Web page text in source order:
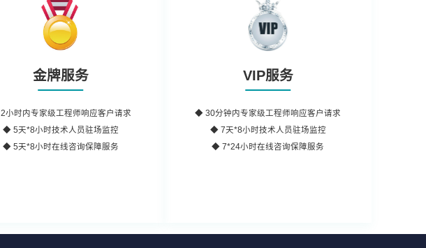
金牌服务
2小时内专家级工程师响应客户请求
◆ 5天*8小时技术人员驻场监控
◆ 5天*8小时在线咨询保障服务
VIP服务
◆ 30分钟内专家级工程师响应客户请求
◆ 7天*8小时技术人员驻场监控
◆ 7*24小时在线咨询保障服务